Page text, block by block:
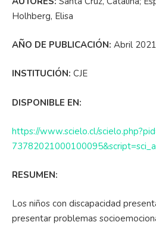
Holhberg, Elisa
AÑO DE PUBLICACIÓN: Abril 2021
INSTITUCIÓN: CJE
DISPONIBLE EN:
https://www.scielo.cl/
RESUMEN:
Los niños con discapacidad
presentar problemas